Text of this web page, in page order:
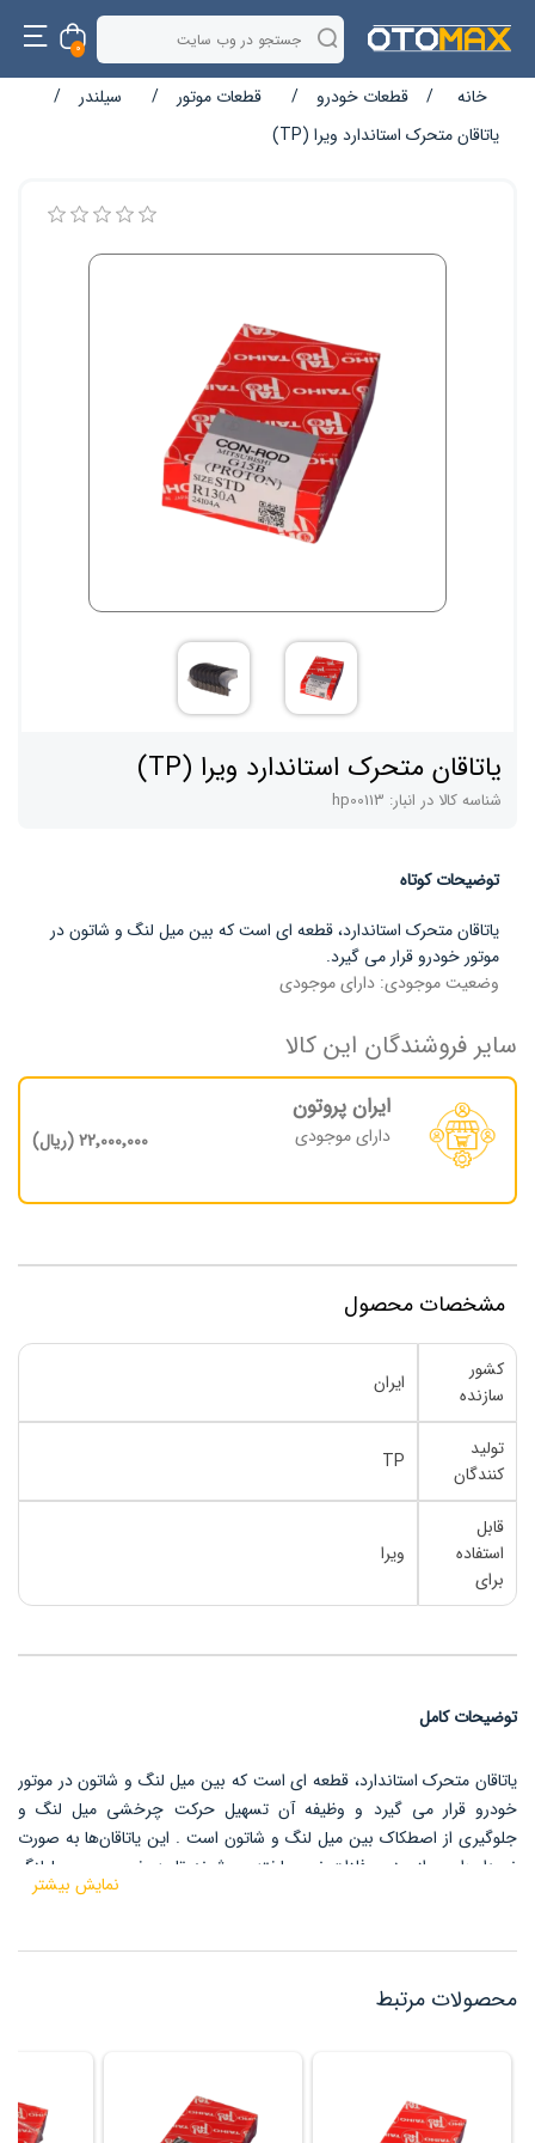
0
خانه / قطعات خودرو / قطعات موتور / سیلندر
/
یاتاقان متحرک استاندارد ویرا (TP)
یاتاقان متحرک استاندارد ویرا (TP)
شناسه کالا در انبار: hp00113
توضیحات کوتاه
یاتاقان متحرک استاندارد، قطعه ای است که بین میل لنگ و شاتون در
موتور خودرو قرار می گیرد.
وضعیت موجودی: دارای موجودی
سایر فروشندگان این کالا
ایران پروتون
دارای موجودی 22٬000٬000 (ریال)
مشخصات محصول
کشور
سازنده
ایران
تولید
کنندگان
TP
قابل
استفاده
برای
ویرا
توضیحات کامل
یاتاقان متحرک استاندارد، قطعه ای است که بین میل لنگ و شاتون در موتور
خودرو قرار می گیرد و وظیفه آن تسهیل حرکت چرخشی میل لنگ و
جلوگیری از اصطکاک بین میل لنگ و شاتون است . این یاتاقان‌ها به صورت
نیم‌دایره‌ای و از جنس فلزات نرم ساخته می‌شوند تا به خوبی روی میل‌لنگ
نمایش بیشتر
محصولات مرتبط